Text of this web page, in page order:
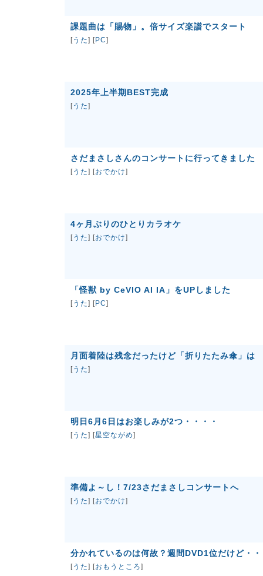
課題曲は「賜物」。倍サイズ楽譜でスタート
[うた] [PC]
2025年上半期BEST完成
[うた]
さだまさしさんのコンサートに行ってきました
[うた] [おでかけ]
4ヶ月ぶりのひとりカラオケ
[うた] [おでかけ]
「怪獣 by CeVIO AI IA」をUPしました
[うた] [PC]
月面着陸は残念だったけど「折りたたみ傘」は
[うた]
明日6月6日はお楽しみが2つ・・・・
[うた] [星空ながめ]
準備よ～し！7/23さだまさしコンサートへ
[うた] [おでかけ]
分かれているのは何故？週間DVD1位だけど・
[うた] [おもうところ]